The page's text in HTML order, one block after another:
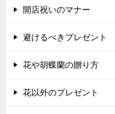
開店祝いのマナー
避けるべきプレゼント
花や胡蝶蘭の贈り方
花以外のプレゼント